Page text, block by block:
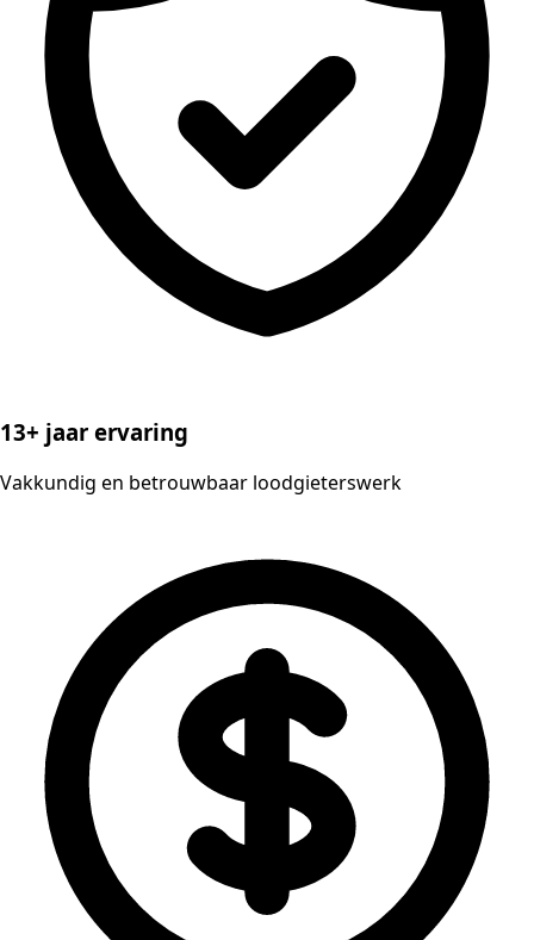
13+ jaar ervaring
Vakkundig en betrouwbaar loodgieterswerk